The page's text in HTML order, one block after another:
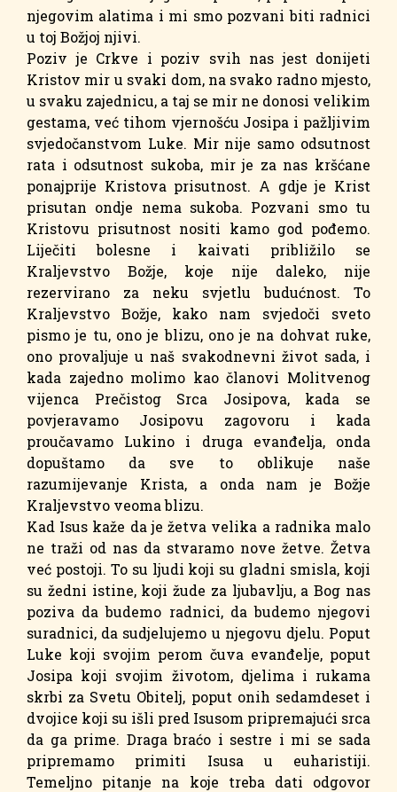
njegovim alatima i mi smo pozvani biti radnici
u toj Božjoj njivi.
Poziv je Crkve i poziv svih nas jest donijeti
Kristov mir u svaki dom, na svako radno mjesto,
u svaku zajednicu, a taj se mir ne donosi velikim
gestama, već tihom vjernošću Josipa i pažljivim
svjedočanstvom Luke. Mir nije samo odsutnost
rata i odsutnost sukoba, mir je za nas kršćane
ponajprije Kristova prisutnost. A gdje je Krist
prisutan ondje nema sukoba. Pozvani smo tu
Kristovu prisutnost nositi kamo god pođemo.
Liječiti bolesne i kaivati približilo se
Kraljevstvo Božje, koje nije daleko, nije
rezervirano za neku svjetlu budućnost. To
Kraljevstvo Božje, kako nam svjedoči sveto
pismo je tu, ono je blizu, ono je na dohvat ruke,
ono provaljuje u naš svakodnevni život sada, i
kada zajedno molimo kao članovi Molitvenog
vijenca Prečistog Srca Josipova, kada se
povjeravamo Josipovu zagovoru i kada
proučavamo Lukino i druga evanđelja, onda
dopuštamo da sve to oblikuje naše
razumijevanje Krista, a onda nam je Božje
Kraljevstvo veoma blizu.
Kad Isus kaže da je žetva velika a radnika malo
ne traži od nas da stvaramo nove žetve. Žetva
već postoji. To su ljudi koji su gladni smisla, koji
su žedni istine, koji žude za ljubavlju, a Bog nas
poziva da budemo radnici, da budemo njegovi
suradnici, da sudjelujemo u njegovu djelu. Poput
Luke koji svojim perom čuva evanđelje, poput
Josipa koji svojim životom, djelima i rukama
skrbi za Svetu Obitelj, poput onih sedamdeset i
dvojice koji su išli pred Isusom pripremajući srca
da ga prime. Draga braćo i sestre i mi se sada
pripremamo primiti Isusa u euharistiji.
Temeljno pitanje na koje treba dati odgovor